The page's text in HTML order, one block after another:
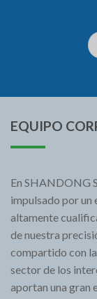
EQUIPO
En SHANDONG
impulsado por un
altamente
de nuestra
compartido con
sector de los
aportan una gran